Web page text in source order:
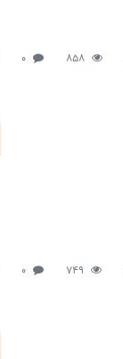
858
0
749
0